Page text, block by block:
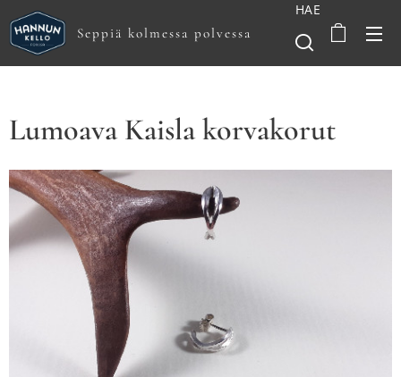
Seppiä kolmessa polvessa
HAE
Lumoava Kaisla korvakorut